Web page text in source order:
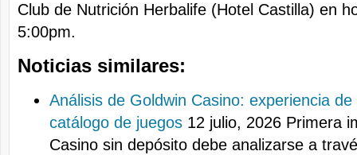
Club de Nutrición Herbalife (Hotel Castilla) en
5:00pm.
Noticias similares:
Análisis de Goldwin Casino: experiencia
catálogo de juegos 12 julio, 2026 Primera
Casino sin depósito debe analizarse a